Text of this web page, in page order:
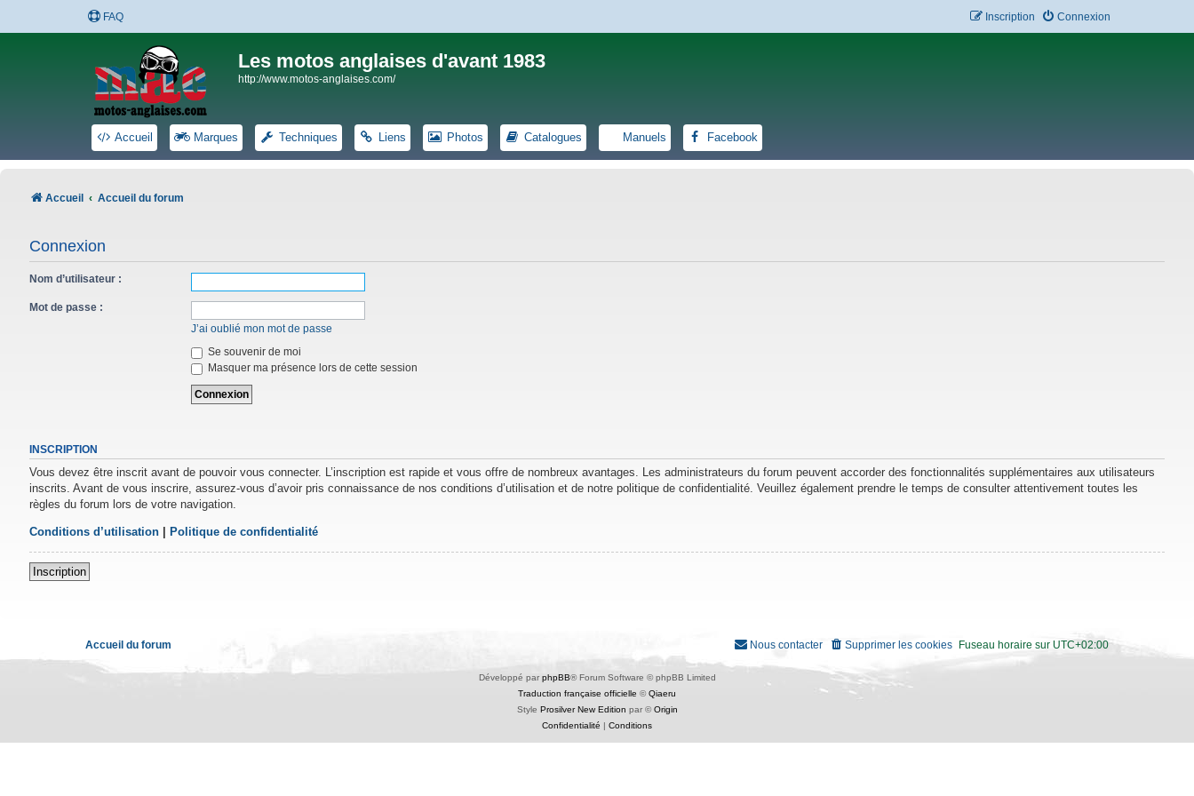
FAQ Connexion
Inscription
Les motos anglaises d'avant 1983
http://www.motos-anglaises.com/
Accueil Marques Techniques Liens Photos Catalogues Manuels Facebook
Accueil Accueil du forum
Connexion
Nom d’utilisateur :
Mot de passe :
J’ai oublié mon mot de passe
Se souvenir de moi
Masquer ma présence lors de cette session
INSCRIPTION
Vous devez être inscrit avant de pouvoir vous connecter. L’inscription est rapide et vous offre de nombreux avantages. Les administrateurs du forum peuvent accorder des fonctionnalités supplémentaires aux utilisateurs
inscrits. Avant de vous inscrire, assurez-vous d’avoir pris connaissance de nos conditions d’utilisation et de notre politique de confidentialité. Veuillez également prendre le temps de consulter attentivement toutes les
règles du forum lors de votre navigation.
Conditions d’utilisation Politique de confidentialité
Inscription
Accueil du forum Fuseau horaire sur UTC+02:00
Supprimer les cookies
Nous contacter
Développé par phpBB® Forum Software © phpBB Limited
Traduction française officielle ©Qiaeru
Style Prosilver New Edition par ©Origin
Confidentialité
Conditions